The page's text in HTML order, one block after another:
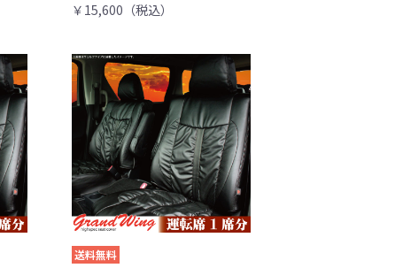
￥15,600（税込）
送料無料